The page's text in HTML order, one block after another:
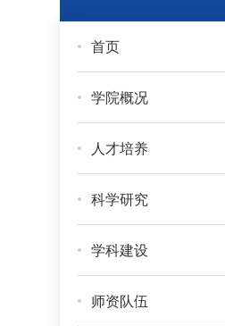
首页
学院概况
人才培养
科学研究
学科建设
师资队伍